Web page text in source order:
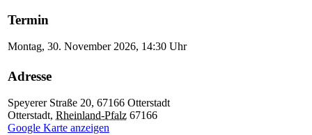
Termin
Montag, 30. November 2026, 14:30 Uhr
Adresse
Speyerer Straße 20, 67166 Otterstadt
Otterstadt, Rheinland-Pfalz 67166
Google Karte anzeigen